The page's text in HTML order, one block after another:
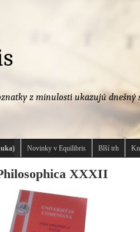
z minulosti ukazujú dnešný
Novinky v Equilibris Blší trh
XXXII